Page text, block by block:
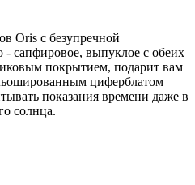
Oris с безупречной
- сапфировое, выпуклое с обеих
покрытием, подарит вам
циферблатом
показания времени даже в
солнца.